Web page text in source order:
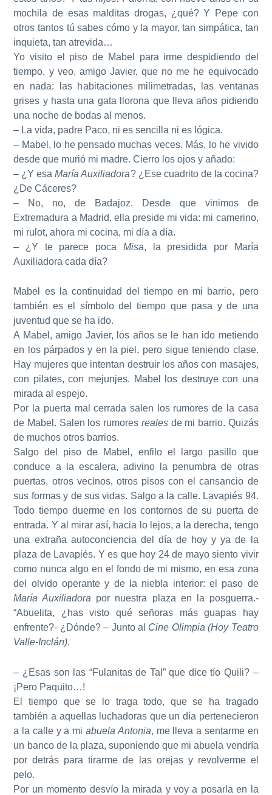
mochila de esas malditas drogas, ¿qué? Y Pepe con
otros tantos tú sabes cómo y la mayor, tan simpática, tan
inquieta, tan atrevida…
Yo visito el piso de Mabel para irme despidiendo del
tiempo, y veo, amigo Javier, que no me he equivocado
en nada: las habitaciones milimetradas, las ventanas
grises y hasta una gata llorona que lleva años pidiendo
una noche de bodas al menos.
– La vida, padre Paco, ni es sencilla ni es lógica.
– Mabel, lo he pensado muchas veces. Más, lo he vivido
desde que murió mi madre. Cierro los ojos y añado:
– ¿Y esaMaría Auxiliadora? ¿Ese cuadrito de la cocina?
¿De Cáceres?
– No, no, de Badajoz. Desde que vinimos de
Extremadura a Madrid, ella preside mi vida: mi camerino,
mi rulot, ahora mi cocina, mi día a día.
– ¿Y te parece poca Misa, la presidida por María
Auxiliadora cada día?
Mabel es la continuidad del tiempo en mi barrio, pero
también es el símbolo del tiempo que pasa y de una
juventud que se ha ido.
A Mabel, amigo Javier, los años se le han ido metiendo
en los párpados y en la piel, pero sigue teniendo clase.
Hay mujeres que intentan destruir los años con masajes,
con pilates, con mejunjes. Mabel los destruye con una
mirada al espejo.
Por la puerta mal cerrada salen los rumores de la casa
de Mabel. Salen los rumores realesde mi barrio. Quizás
de muchos otros barrios.
Salgo del piso de Mabel, enfilo el largo pasillo que
conduce a la escalera, adivino la penumbra de otras
puertas, otros vecinos, otros pisos con el cansancio de
sus formas y de sus vidas. Salgo a la calle. Lavapiés 94.
Todo tiempo duerme en los contornos de su puerta de
entrada. Y al mirar así, hacia lo lejos, a la derecha, tengo
una extraña autoconciencia del día de hoy y ya de la
plaza de Lavapiés. Y es que hoy 24 de mayo siento vivir
como nunca algo en el fondo de mi mismo, en esa zona
del olvido operante y de la niebla interior: el paso de
María Auxiliadora por nuestra plaza en la posguerra.-
“Abuelita, ¿has visto qué señoras más guapas hay
enfrente?- ¿Dónde? – Junto al Cine Olimpia (Hoy Teatro
Valle-Inclán).
– ¿Esas son las “Fulanitas de Tal” que dice tío Quili? –
¡Pero Paquito…!
El tiempo que se lo traga todo, que se ha tragado
también a aquellas luchadoras que un día pertenecieron
a la calle y a mi abuela Antonia, me lleva a sentarme en
un banco de la plaza, suponiendo que mi abuela vendría
por detrás para tirarme de las orejas y revolverme el
pelo.
Por un momento desvío la mirada y voy a posarla en la